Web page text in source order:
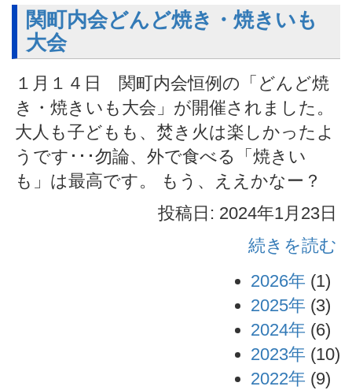
関町内会どんど焼き・焼きいも
大会
１月１４日 関町内会恒例の「どんど焼
き・焼きいも大会」が開催されました。
大人も子どもも、焚き火は楽しかったよ
うです･･･勿論、外で食べる「焼きい
も」は最高です。 もう、ええかなー？
投稿日: 2024年1月23日
続きを読む
2026年 (1)
2025年 (3)
2024年 (6)
2023年 (10)
2022年 (9)